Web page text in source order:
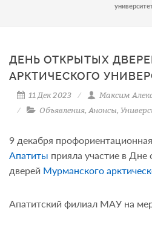
ДЕНЬ ОТКРЫТЫХ
АРКТИЧЕСКОГО
11 Дек 2023
Максим
Объявления, Анонсы,
9 декабря
Апатиты прияла участие в
дверей Мурманского
Апатитский филиал МАУ на